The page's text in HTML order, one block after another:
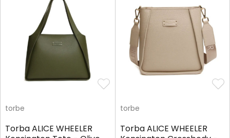
torbe
Torba ALICE WHEELER
torbe
Torba ALICE WHEELER